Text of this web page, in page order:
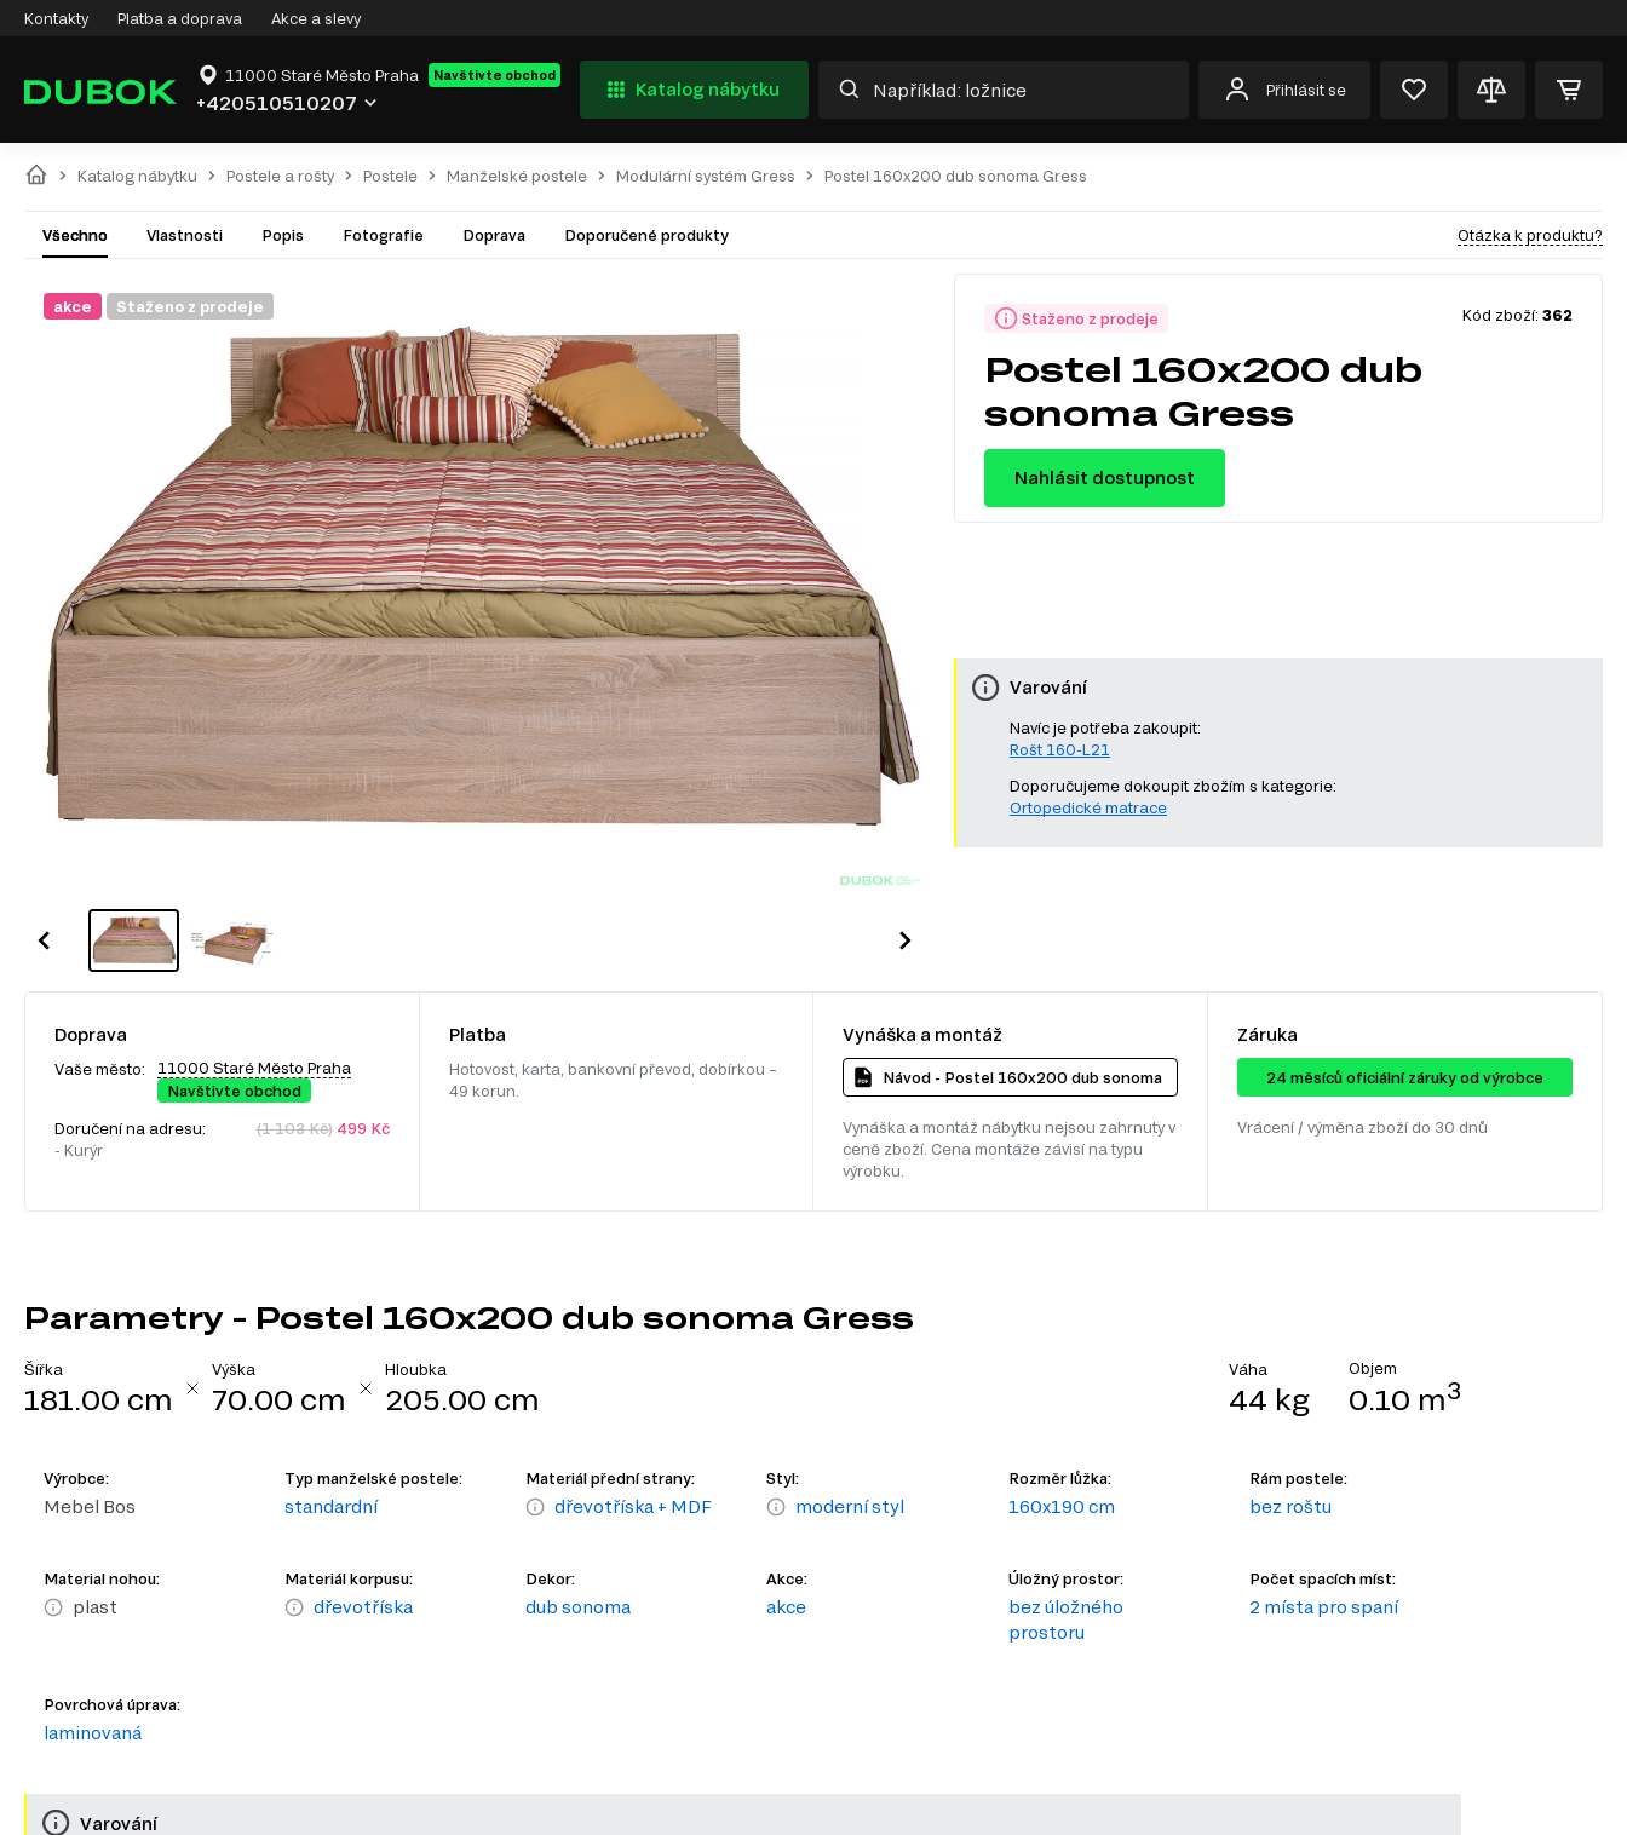
Kontakty Platba a doprava Akce a slevy
11000 Staré Město Praha Navštivte obchod
+420510510207
Katalog nábytku Přihlásit se
Katalog nábytku Postele a rošty Postele Manželské postele Modulární systém Gress Postel 160x200 dub sonoma Gress
Všechno Vlastnosti Popis Fotografie Doprava Doporučené produkty Otázka k produktu?
akce Staženo z prodeje
Staženo z prodeje Kód zboží: 362
Postel 160x200 dub
sonoma Gress
Nahlásit dostupnost
Varování
Navíc je potřeba zakoupit:
Rošt 160-L21
Doporučujeme dokoupit zbožím s kategorie:
Ortopedické matrace
Doprava
Vaše město:
11000 Staré Město Praha
Navštivte obchod
Doručení na adresu:
- Kurýr
(1 103 Kč)499 Kč
Platba
Hotovost, karta, bankovní převod, dobírkou –
49 korun.
Vynáška a montáž
Návod - Postel 160x200 dub sonoma
Vynáška a montáž nábytku nejsou zahrnuty v
ceně zboží. Cena montáže závisí na typu
výrobku.
Záruka
24 ​​​​měsíců oficiální záruky od výrobce
Vrácení / výměna zboží do 30 dnů
Parametry - Postel 160x200 dub sonoma Gress
Šířka
181.00 cm
Výška
70.00 cm
Hloubka
205.00 cm
Váha
44 kg
Objem
0.10 m3
Výrobce:
Mebel Bos
Typ manželské postele:
standardní
Materiál přední strany:
dřevotříska + MDF
Styl:
moderní styl
Rozměr lůžka:
160x190 cm
Rám postele:
bez roštu
Material nohou:
plast
Materiál korpusu:
dřevotříska
Dekor:
dub sonoma
Akce:
akce
Úložný prostor:
bez úložného
prostoru
Počet spacích míst:
2 místa pro spaní
Povrchová úprava:
laminovaná
Varování